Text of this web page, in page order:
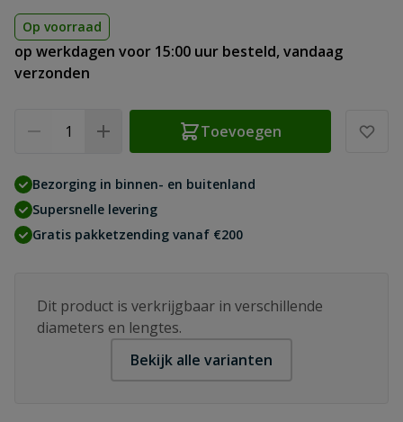
Op voorraad
op werkdagen voor 15:00 uur besteld, vandaag
verzonden
Toevoegen
Bezorging in binnen- en buitenland
Supersnelle levering
Gratis pakketzending vanaf €200
Dit product is verkrijgbaar in verschillende
diameters en lengtes.
Bekijk alle varianten